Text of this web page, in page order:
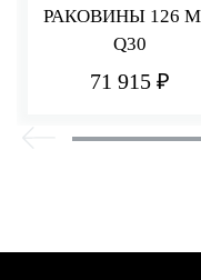
РАКОВИНЫ 126
Q30
71 915 ₽